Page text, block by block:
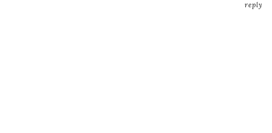
reply